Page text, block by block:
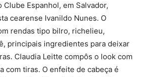
Espanhol, em Salvador,
cearense Ivanildo Nunes. O
rendas tipo bilro, richelieu,
principais ingredientes para deixar
Claudia Leitte compôs o look com
com tiras. O enfeite de cabeça é